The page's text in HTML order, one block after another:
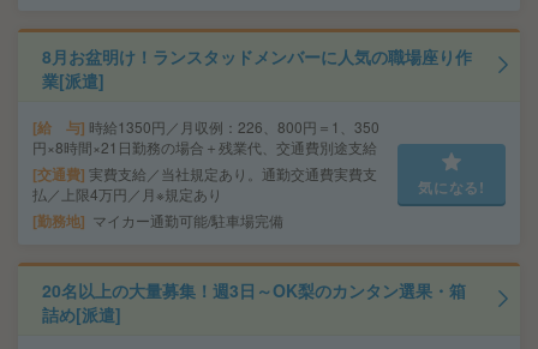
8月お盆明け！ランスタッドメンバーに人気の職場座り作
業[派遣]
給 与 時給1350円／月収例：226、800円＝1、350
円×8時間×21日勤務の場合＋残業代、交通費別途支給
交通費 実費支給／当社規定あり。通勤交通費実費支
払／上限4万円／月※規定あり
勤務地 マイカー通勤可能/駐車場完備
気になる!
20名以上の大量募集！週3日～OK梨のカンタン選果・箱
詰め[派遣]